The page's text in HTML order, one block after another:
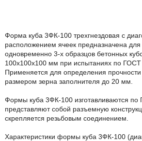
Форма куба 3ФК-100 трехгнездовая с
расположением ячеек предназначена для
одновременно 3-х образцов бетонных
100х100х100 мм при испытаниях по ГОСТ
Применяется для определения
размером зерна заполнителя до 20 мм.
Формы куба 3ФК-100 изготавливаются
представляют собой разъемную
скрепляется резьбовым соединением.
Характеристики формы куба 3ФК-100